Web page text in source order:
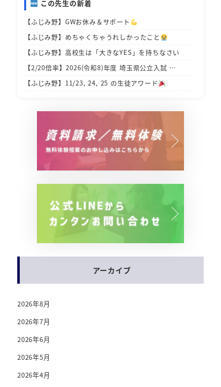
この先生の新着
【ふじみ野】GWお休み＆サポート
【ふじみ野】めちゃくちゃうれしかったこと
【ふじみ野】高校生は「大きなYES」を持ちなさい
【2/20倍率】2026(令和8)年度 埼玉県公立入試 …
【ふじみ野】11/23, 24, 25 の生徒アワード
アーカイブ
2026年8月
2026年7月
2026年6月
2026年5月
2026年4月